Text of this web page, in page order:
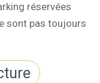
réservées
sont pas toujours